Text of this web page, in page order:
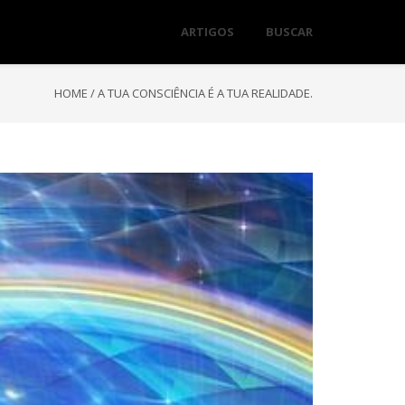
ARTIGOS BUSCAR
HOME /A TUA CONSCIÊNCIA É A TUA REALIDADE.